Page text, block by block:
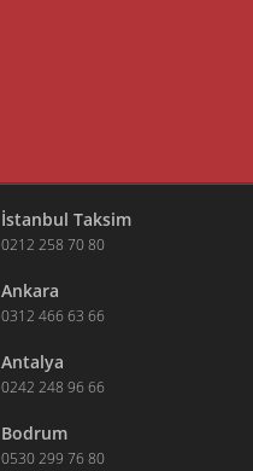
İstanbul Taksim
0212 258 70 80
Ankara
0312 466 63 66
Antalya
0242 248 96 66
Bodrum
0530 299 76 80